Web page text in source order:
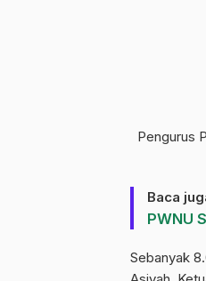
Pengurus
Baca
PWNU
Sebanyak